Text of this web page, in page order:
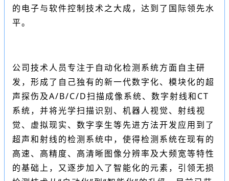
的电子与软件控制技术之大成，达到了国际领先水
平。
公司技术人员专注于自动化检测系统方面自主研
发，形成了自己独有的新一代数字化、模块化的超
声探伤及A/B/C/D扫描成像系统、数字射线和CT
系统，并将光学扫描识别、机器人视觉、射线视
觉、虚拟现实、数字孪生等先进方法开发应用到了
超声和射线的检测系统中，使得检测系统在现有的
高速、高精度、高清晰图像分辨率及大频宽等特性
的基础上，又逐步加入了智能化的元素，引领无损